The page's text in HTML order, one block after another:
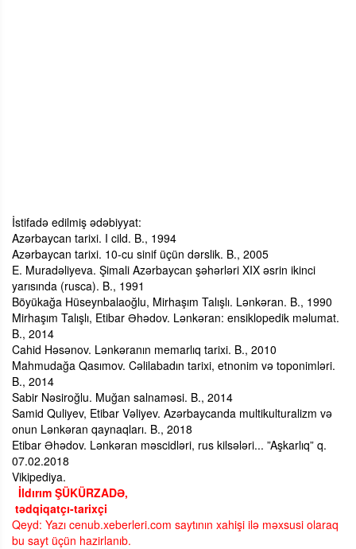
İstifadə edilmiş ədəbiyyat:
Azərbaycan tarixi. I cild. B., 1994
Azərbaycan tarixi. 10-cu sinif üçün dərslik. B., 2005
E. Muradəliyeva. Şimali Azərbaycan şəhərləri XIX əsrin ikinci
yarısında (rusca). B., 1991
Böyükağa Hüseynbalaoğlu, Mirhaşım Talışlı. Lənkəran. B., 1990
Mirhaşım Talışlı, Etibar Əhədov. Lənkəran: ensiklopedik məlumat.
B., 2014
Cahid Həsənov. Lənkəranın memarlıq tarixi. B., 2010
Mahmudağa Qasımov. Cəlilabadın tarixi, etnonim və toponimləri.
B., 2014
Sabir Nəsiroğlu. Muğan salnaməsi. B., 2014
Samid Quliyev, Etibar Vəliyev. Azərbaycanda multikulturalizm və
onun Lənkəran qaynaqları. B., 2018
Etibar Əhədov. Lənkəran məscidləri, rus kilsələri... ”Aşkarlıq” q.
07.02.2018
Vikipediya.
İldırım ŞÜKÜRZADƏ,
tədqiqatçı-tarixçi
Qeyd: Yazı cenub.xeberleri.com saytının xahişi ilə məxsusi olaraq
bu sayt üçün hazirlanıb.